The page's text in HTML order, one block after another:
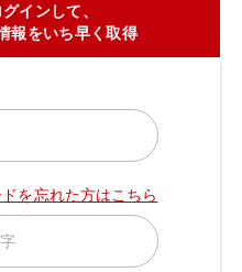
インして、
報をいち早く取得
を忘れた方はこちら